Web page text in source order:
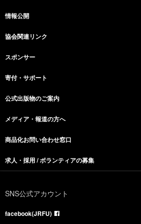
情報公開
協会関連リンク
スポンサー
寄付・サポート
公式出版物のご案内
メディア・報道の方へ
商品化お問い合わせ窓口
求人・採用 / ボランティアの募集
SNS公式アカウント
facebook(JRFU)